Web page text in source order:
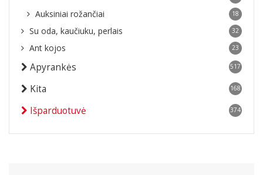
Auksiniai rožančiai 18
Su oda, kaučiuku, perlais 32
Ant kojos 23
Apyrankės 517
Kita 168
Išparduotuvė 374